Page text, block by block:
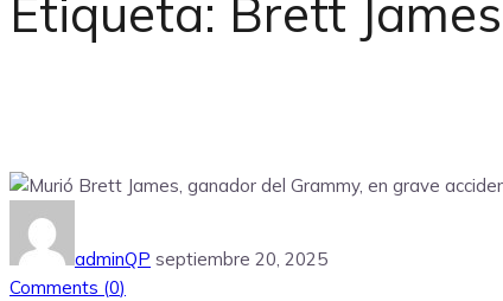
Etiqueta: Brett James
adminQP septiembre 20, 2025
Comments (0)